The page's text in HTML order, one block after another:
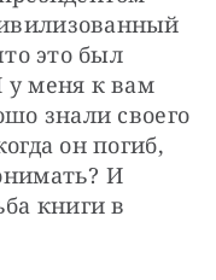
это был
у меня к вам
знали своего
он погиб,
И
книги в